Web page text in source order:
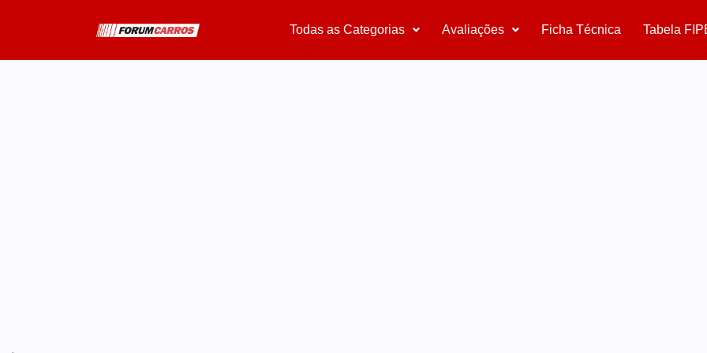
Todas as Categorias Avaliações Ficha Técnica Tabela